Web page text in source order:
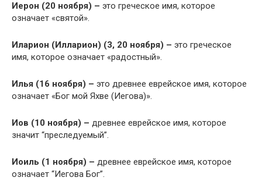
Иерон (20 ноября) – это греческое имя, которое
означает «святой».
Иларион (Илларион) (3, 20 ноября) – это греческое
имя, которое означает «радостный».
Илья (16 ноября) – это древнее еврейское имя, которое
означает «Бог мой Яхве (Иегова)».
Иов (10 ноября) – древнее еврейское имя, которое
значит “преследуемый”.
Иоиль (1 ноября) – древнее еврейское имя, которое
означает “Иегова Бог”.